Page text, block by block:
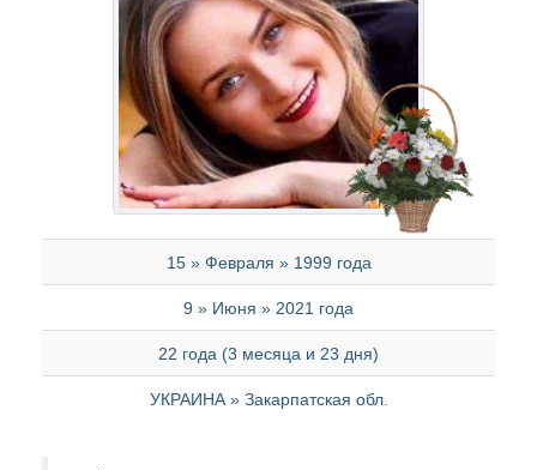
15 » Февраля » 1999 года
9 » Июня » 2021 года
22 года (3 месяца и 23 дня)
УКРАИНА » Закарпатская обл.